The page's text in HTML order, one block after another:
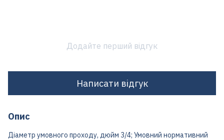
Додайте перший відгук
Написати відгук
Опис
Діаметр умовного проходу, дюйм 3/4; Умовний нормативний